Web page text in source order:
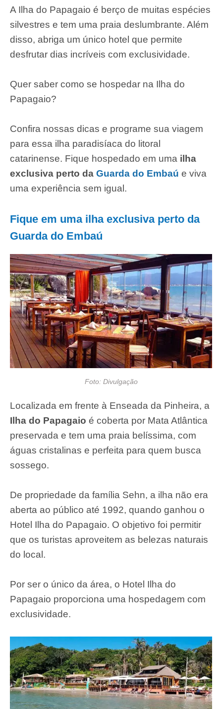
A Ilha do Papagaio é berço de muitas espécies
silvestres e tem uma praia deslumbrante. Além
disso, abriga um único hotel que permite
desfrutar dias incríveis com exclusividade.
Quer saber como se hospedar na Ilha do
Papagaio?
Confira nossas dicas e programe sua viagem
para essa ilha paradisíaca do litoral
catarinense. Fique hospedado em uma ilha
exclusiva perto da Guarda do Embaú e viva
uma experiência sem igual.
Fique em uma ilha exclusiva perto da
Guarda do Embaú
Foto: Divulgação
Localizada em frente à Enseada da Pinheira, a
Ilha do Papagaio é coberta por Mata Atlântica
preservada e tem uma praia belíssima, com
águas cristalinas e perfeita para quem busca
sossego.
De propriedade da família Sehn, a ilha não era
aberta ao público até 1992, quando ganhou o
Hotel Ilha do Papagaio. O objetivo foi permitir
que os turistas aproveitem as belezas naturais
do local.
Por ser o único da área, o Hotel Ilha do
Papagaio proporciona uma hospedagem com
exclusividade.